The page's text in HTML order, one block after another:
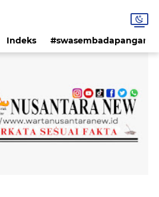
Indeks #swasembadapangan